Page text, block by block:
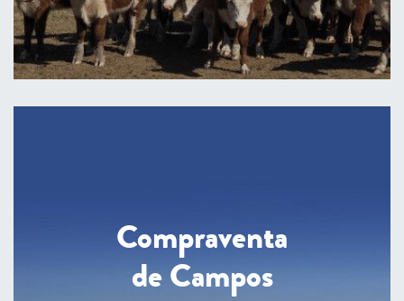
Compraventa
de Campos